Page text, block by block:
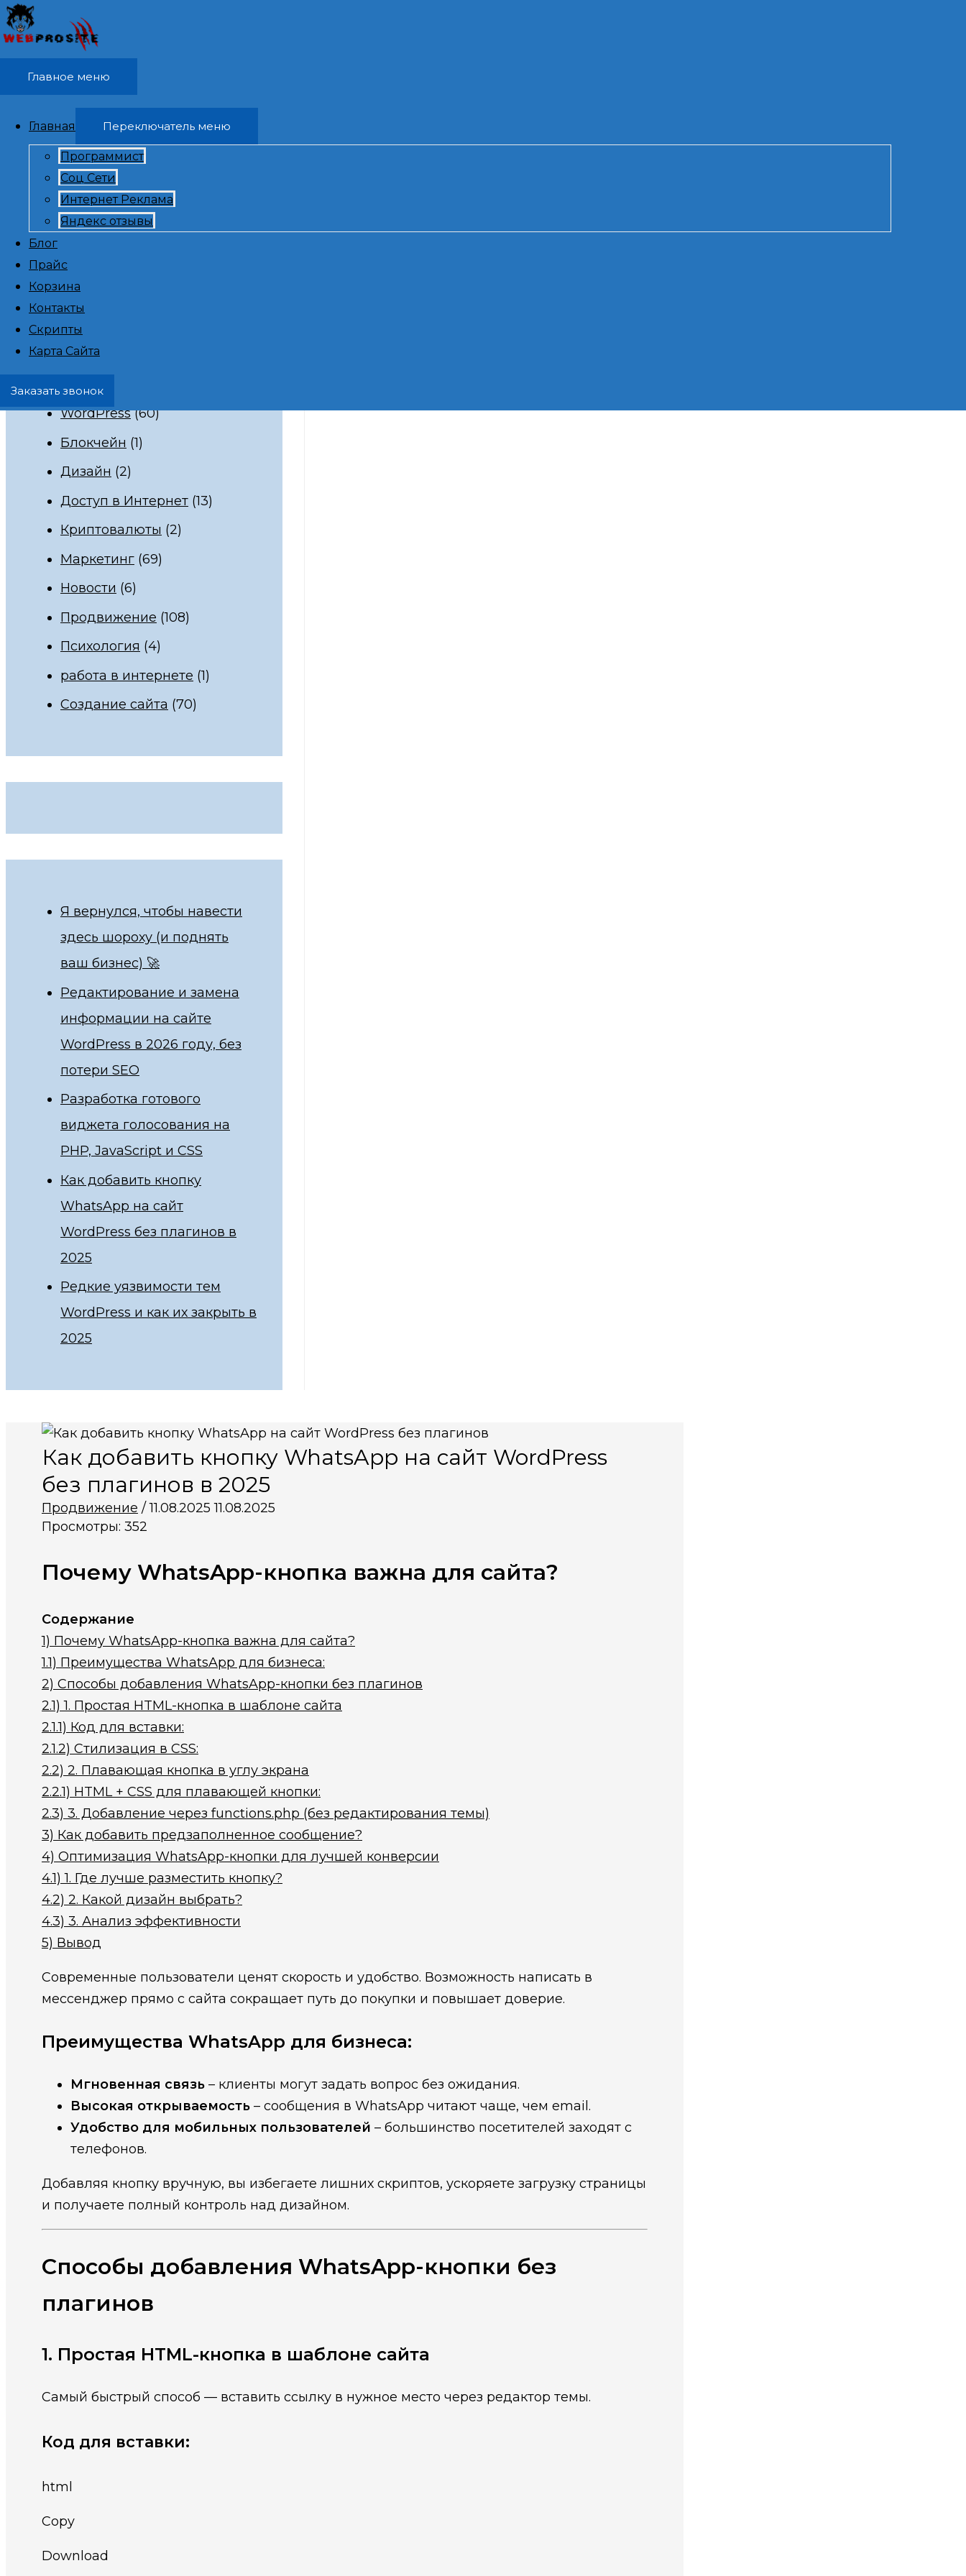
Перейти к содержимому
Главное меню
Главная Переключатель меню
Программист
Соц Сети
Интернет Реклама
Яндекс отзывы
Блог
Прайс
Корзина
Контакты
Скрипты
Карта Сайта
Заказать звонок
Найти:
SMM(3)
WordPress(60)
Блокчейн (1)
Дизайн (2)
Доступ в Интернет (13)
Криптовалюты (2)
Маркетинг (69)
Новости (6)
Продвижение (108)
Психология (4)
работа в интернете (1)
Создание сайта (70)
Я вернулся, чтобы навести
здесь шороху (и поднять
ваш бизнес) 🚀
Редактирование и замена
информации на сайте
WordPress в 2026 году, без
потери SEO
Разработка готового
виджета голосования на
PHP, JavaScript и CSS
Как добавить кнопку
WhatsApp на сайт
WordPress без плагинов в
2025
Редкие уязвимости тем
WordPress и как их закрыть в
2025
Как добавить кнопку WhatsApp на сайт WordPress
без плагинов в 2025
Продвижение /11.08.2025 11.08.2025
Просмотры: 352
Почему WhatsApp-кнопка важна для сайта?
Содержание
1) Почему WhatsApp-кнопка важна для сайта?
1.1) Преимущества WhatsApp для бизнеса:
2) Способы добавления WhatsApp-кнопки без плагинов
2.1) 1. Простая HTML-кнопка в шаблоне сайта
2.1.1) Код для вставки:
2.1.2) Стилизация в CSS:
2.2) 2. Плавающая кнопка в углу экрана
2.2.1) HTML + CSS для плавающей кнопки:
2.3) 3. Добавление через functions.php (без редактирования темы)
3) Как добавить предзаполненное сообщение?
4) Оптимизация WhatsApp-кнопки для лучшей конверсии
4.1) 1. Где лучше разместить кнопку?
4.2) 2. Какой дизайн выбрать?
4.3) 3. Анализ эффективности
5) Вывод
Современные пользователи ценят скорость и удобство. Возможность написать в
мессенджер прямо с сайта сокращает путь до покупки и повышает доверие.
Преимущества WhatsApp для бизнеса:
Мгновенная связь – клиенты могут задать вопрос без ожидания.
Высокая открываемость – сообщения в WhatsApp читают чаще, чем email.
Удобство для мобильных пользователей – большинство посетителей заходят с
телефонов.
Добавляя кнопку вручную, вы избегаете лишних скриптов, ускоряете загрузку страницы
и получаете полный контроль над дизайном.
Способы добавления WhatsApp-кнопки без
плагинов
1. Простая HTML-кнопка в шаблоне сайта
Самый быстрый способ — вставить ссылку в нужное место через редактор темы.
Код для вставки:
html
Copy
Download